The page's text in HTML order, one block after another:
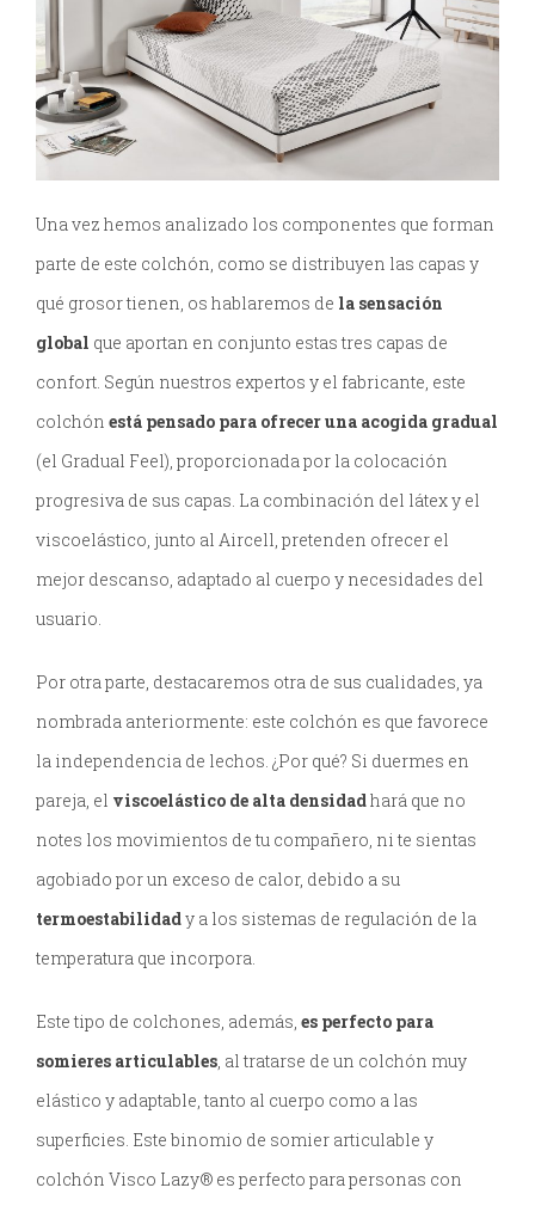
Una vez hemos analizado los componentes que forman
parte de este colchón, como se distribuyen las capas y
qué grosor tienen, os hablaremos de la sensación
global que aportan en conjunto estas tres capas de
confort. Según nuestros expertos y el fabricante, este
colchón está pensado para ofrecer una acogida gradual
(el Gradual Feel), proporcionada por la colocación
progresiva de sus capas. La combinación del látex y el
viscoelástico, junto al Aircell, pretenden ofrecer el
mejor descanso, adaptado al cuerpo y necesidades del
usuario.
Por otra parte, destacaremos otra de sus cualidades, ya
nombrada anteriormente: este colchón es que favorece
la independencia de lechos. ¿Por qué? Si duermes en
pareja, el viscoelástico de alta densidadhará que no
notes los movimientos de tu compañero, ni te sientas
agobiado por un exceso de calor, debido a su
termoestabilidady a los sistemas de regulación de la
temperatura que incorpora.
Este tipo de colchones, además, es perfecto para
somieres articulables, al tratarse de un colchón muy
elástico y adaptable, tanto al cuerpo como a las
superficies. Este binomio de somier articulable y
colchón Visco Lazy® es perfecto para personas con